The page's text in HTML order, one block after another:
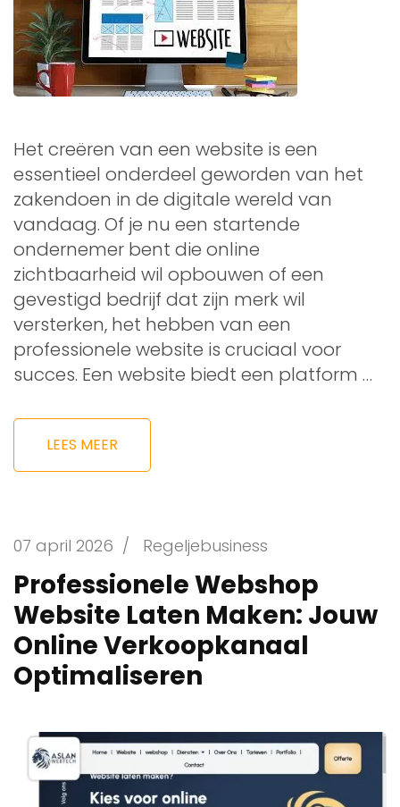
Het creëren van een website is een
essentieel onderdeel geworden van het
zakendoen in de digitale wereld van
vandaag. Of je nu een startende
ondernemer bent die online
zichtbaarheid wil opbouwen of een
gevestigd bedrijf dat zijn merk wil
versterken, het hebben van een
professionele website is cruciaal voor
succes. Een website biedt een platform …
LEES MEER
07 april 2026 / Regeljebusiness
Professionele Webshop
Website Laten Maken: Jouw
Online Verkoopkanaal
Optimaliseren